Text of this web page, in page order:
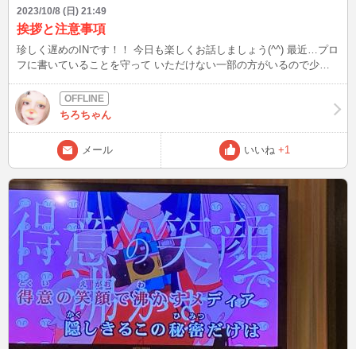
2023/10/8 (日) 21:49
挨拶と注意事項
珍しく遅めのINです！！ 今日も楽しくお話しましょう(^^) 最近…プロ
フに書いていることを守って いただけない一部の方がいるので少
いる為です。 アダルトは運営にも禁止事項に されていますし、もし
私がしてしまうと 他のオペレーターの女の子に迷惑が かかってしま
うので出来ません。 ただここで勘違いしないで欲しいのが 「え、じ
ゃ下ネタも？」と思わないで ください笑 そこまでピュアじゃないで
す笑笑 「身近な人には言えない癖」 そういうのじゃんじゃん言って
下さい！ 引かないですし、私の脳内世の中経験の フォルダーに仲間
入りするだけです！ なので気兼ねなく話しましょ！！
ちろちゃん
メール いいね +1